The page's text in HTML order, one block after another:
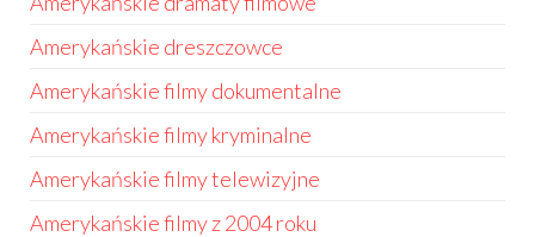
Amerykańskie dreszczowce
Amerykańskie filmy dokumentalne
Amerykańskie filmy kryminalne
Amerykańskie filmy telewizyjne
Amerykańskie filmy z 2004 roku